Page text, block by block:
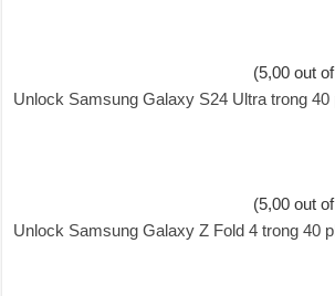
(5,00 out
Unlock Samsung Galaxy S24 Ultra trong 40
(5,00 out
Unlock Samsung Galaxy Z Fold 4 trong 40